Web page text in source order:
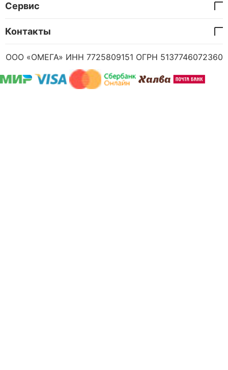
Сервис
Контакты
ООО «ОМЕГА» ИНН 7725809151 ОГРН 5137746072360